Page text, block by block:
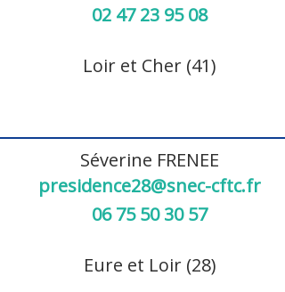
02 47 23 95 08
Loir et Cher (41)
Séverine FRENEE
presidence28@snec-cftc.fr
06 75 50 30 57
Eure et Loir (28)